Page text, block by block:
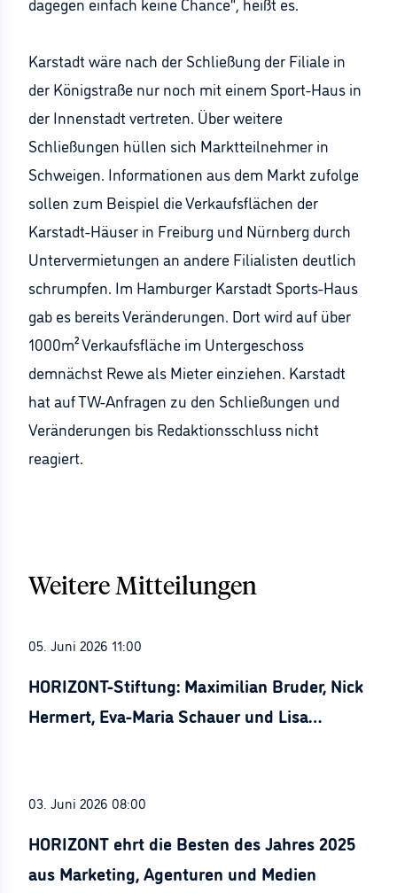
Karstadt wäre nach der Schließung der Filiale in
der Königstraße nur noch mit einem Sport-Haus in
der Innenstadt vertreten. Über weitere
Schließungen hüllen sich Marktteilnehmer in
Schweigen. Informationen aus dem Markt zufolge
sollen zum Beispiel die Verkaufsflächen der
Karstadt-Häuser in Freiburg und Nürnberg durch
Untervermietungen an andere Filialisten deutlich
schrumpfen. Im Hamburger Karstadt Sports-Haus
gab es bereits Veränderungen. Dort wird auf über
1000m² Verkaufsfläche im Untergeschoss
demnächst Rewe als Mieter einziehen. Karstadt
hat auf TW-Anfragen zu den Schließungen und
Veränderungen bis Redaktionsschluss nicht
reagiert.
Weitere Mitteilungen
05. Juni 2026 11:00
HORIZONT-Stiftung: Maximilian Bruder, Nick
Hermert, Eva-Maria Schauer und Lisa
03. Juni 2026 08:00
HORIZONT ehrt die Besten des Jahres 2025
aus Marketing, Agenturen und Medien